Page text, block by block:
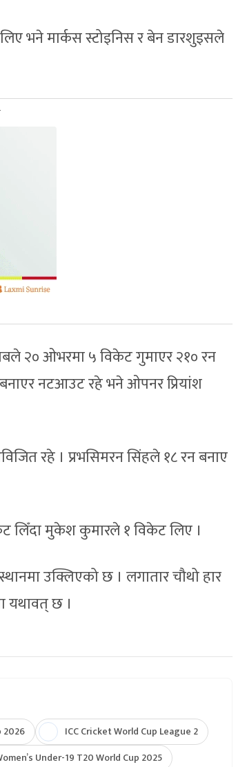
भने मार्कस स्टोइनिस र बेन डारशुइसले
२० ओभरमा ५ विकेट गुमाएर २१० रन
नटआउट रहे भने ओपनर प्रियांश
रहे । प्रभसिमरन सिंहले १८ रन बनाए
लिँदा मुकेश कुमारले १ विकेट लिए ।
उक्लिएको छ । लगातार चौथो हार
यथावत् छ ।
2026
ICC Cricket World Cup League 2
Under-19 T20 World Cup 2025